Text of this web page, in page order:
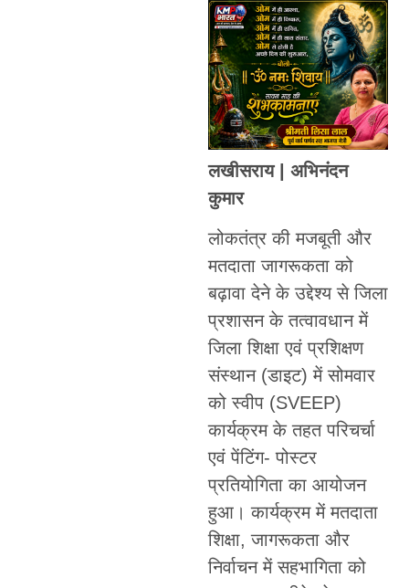
लखीसराय | अभिनंदन
कुमार
लोकतंत्र की मजबूती और
मतदाता जागरूकता को
बढ़ावा देने के उद्देश्य से जिला
प्रशासन के तत्वावधान में
जिला शिक्षा एवं प्रशिक्षण
संस्थान (डाइट) में सोमवार
को स्वीप (SVEEP)
कार्यक्रम के तहत परिचर्चा
एवं पेंटिंग- पोस्टर
प्रतियोगिता का आयोजन
हुआ। कार्यक्रम में मतदाता
शिक्षा, जागरूकता और
निर्वाचन में सहभागिता को